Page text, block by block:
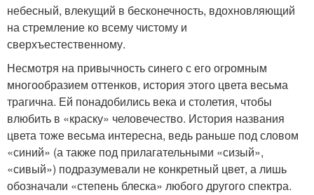
небесный, влекущий в бесконечность, вдохновляющий
на стремление ко всему чистому и
сверхъестественному.
Несмотря на привычность синего с его огромным
многообразием оттенков, история этого цвета весьма
трагична. Ей понадобились века и столетия, чтобы
влюбить в «краску» человечество. История названия
цвета тоже весьма интересна, ведь раньше под словом
«синий» (а также под прилагательными «сизый»,
«сивый») подразумевали не конкретный цвет, а лишь
обозначали «степень блеска» любого другого спектра.